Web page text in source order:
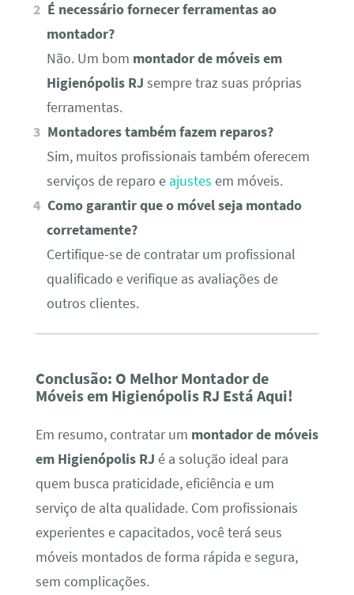
É necessário fornecer ferramentas ao
montador?
Não. Um bom montador de móveis em
Higienópolis RJ sempre traz suas próprias
ferramentas.
Montadores também fazem reparos?
Sim, muitos profissionais também oferecem
serviços de reparo e ajustes em móveis.
Como garantir que o móvel seja montado
corretamente?
Certifique-se de contratar um profissional
qualificado e verifique as avaliações de
outros clientes.
Conclusão: O Melhor Montador de
Móveis em Higienópolis RJ Está Aqui!
Em resumo, contratar um montador de móveis
em Higienópolis RJ é a solução ideal para
quem busca praticidade, eficiência e um
serviço de alta qualidade. Com profissionais
experientes e capacitados, você terá seus
móveis montados de forma rápida e segura,
sem complicações.